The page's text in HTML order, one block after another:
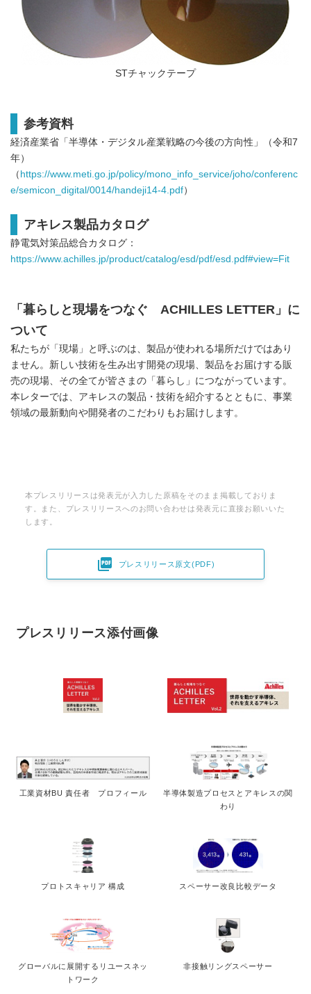
STチャックテープ
参考資料
経済産業省「半導体・デジタル産業戦略の今後の方向性」（令和7
年）
（ https://www.meti.go.jp/policy/mono_info_service/joho/conferenc
e/semicon_digital/0014/handeji14-4.pdf）
アキレス製品カタログ
静電気対策品総合カタログ：
https://www.achilles.jp/product/catalog/esd/pdf/esd.pdf#view=Fit
「暮らしと現場をつなぐ ACHILLES LETTER 」に
ついて
私たちが「現場」と呼ぶのは、製品が使われる場所だけではあり
ません。新しい技術を生み出す開発の現場、製品をお届けする販
売の現場、その全てが皆さまの「暮らし」につながっています。
本レターでは、アキレスの製品・技術を紹介するとともに、事業
領域の最新動向や開発者のこだわりもお届けします。
本プレスリリースは発表元が入力した原稿をそのまま掲載しておりま
す。また、プレスリリースへのお問い合わせは発表元に直接お願いいた
します。
 プレスリリース原文(PDF)
プレスリリース添付画像
工業資材BU 責任者 プロフィール
半導体製造プロセスとアキレスの関
わり
プロトスキャリア 構成 スペーサー改良比較データ
グローバルに展開するリユースネッ
トワーク
非接触リングスペーサー